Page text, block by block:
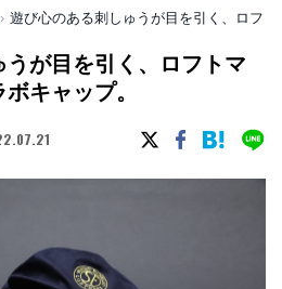
› 遊び心のある刺しゅうが目を引く、ロフ
が目を引く、ロフトマ
キャップ。